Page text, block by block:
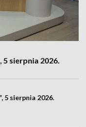
5 sierpnia 2026.
5 sierpnia 2026.